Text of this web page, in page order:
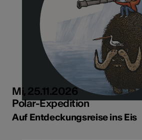
Mi, 25.11.2026
Polar-Expedition
Auf Entdeckungsreise ins Eis